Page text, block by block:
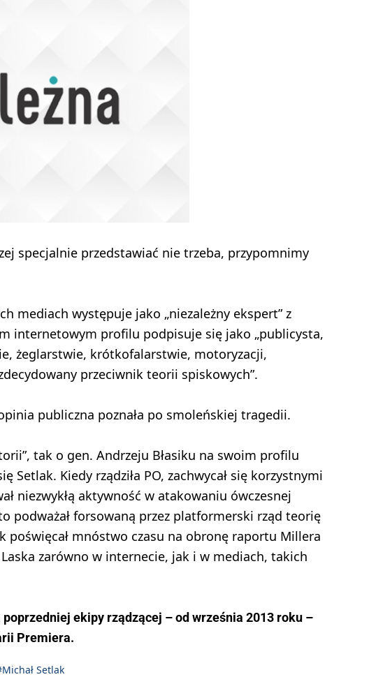
specjalnie przedstawiać nie trzeba, przypomnimy
mediach występuje jako „niezależny ekspert” z
internetowym profilu podpisuje się jako „publicysta,
żeglarstwie, krótkofalarstwie, motoryzacji,
przeciwnik teorii spiskowych”.
publiczna poznała po smoleńskiej tragedii.
tak o gen. Andrzeju Błasiku na swoim profilu
Setlak. Kiedy rządziła PO, zachwycał się korzystnymi
niezwykłą aktywność w atakowaniu ówczesnej
podważał forsowaną przez platformerski rząd teorię
poświęcał mnóstwo czasu na obronę raportu Millera
zarówno w internecie, jak i w mediach, takich
poprzedniej ekipy rządzącej – od września 2013 roku –
Premiera.
Setlak